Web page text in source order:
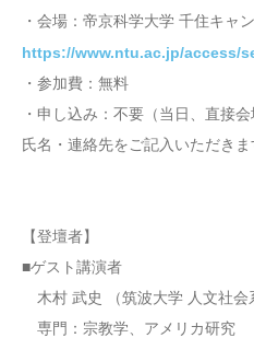
・会場：帝京科学大学 千住キャ
https://www.ntu.ac.jp/access/
・参加費：無料
・申し込み：不要（当日、直接
氏名・連絡先をご記入いただきま
【登壇者】
■ゲスト講演者
木村 武史 （筑波大学 人文社会
専門：宗教学、アメリカ研究